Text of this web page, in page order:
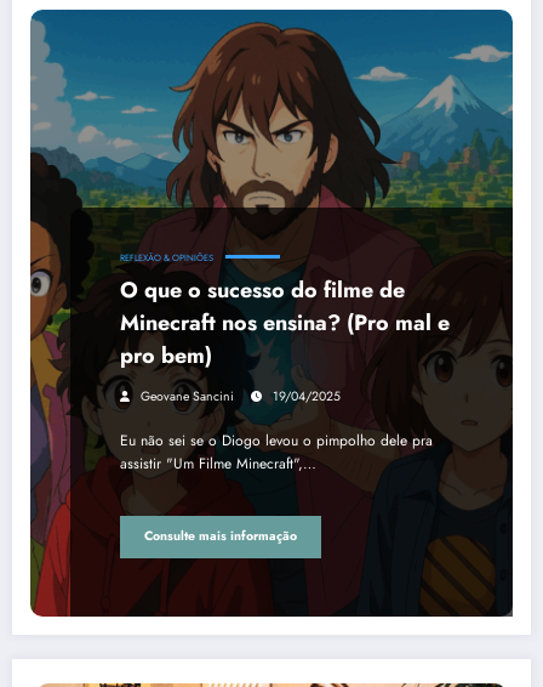
REFLEXÃO & OPINIÕES
O que o sucesso do filme de
Minecraft nos ensina? (Pro mal e
pro bem)
Geovane Sancini 19/04/2025
Eu não sei se o Diogo levou o pimpolho dele pra
assistir "Um Filme Minecraft",…
Consulte mais informação